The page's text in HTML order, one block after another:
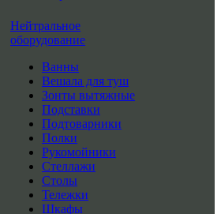
Нейтральное
оборудование
Ванны
Вешала для туш
Зонты вытяжные
Подставки
Подтоварники
Полки
Рукомойники
Стеллажи
Столы
Тележки
Шкафы